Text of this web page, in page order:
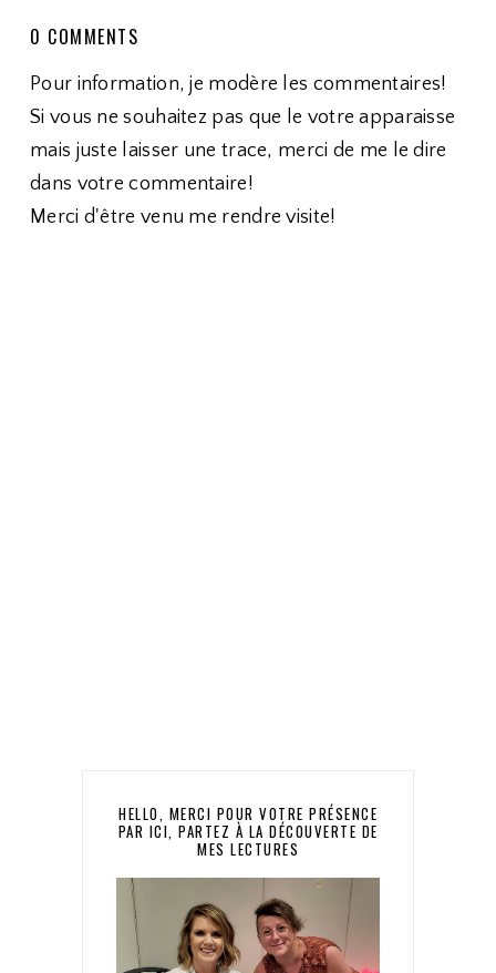
0 COMMENTS
Pour information, je modère les commentaires!
Si vous ne souhaitez pas que le votre apparaisse
mais juste laisser une trace, merci de me le dire
dans votre commentaire!
Merci d'être venu me rendre visite!
HELLO, MERCI POUR VOTRE PRÉSENCE
PAR ICI, PARTEZ À LA DÉCOUVERTE DE
MES LECTURES